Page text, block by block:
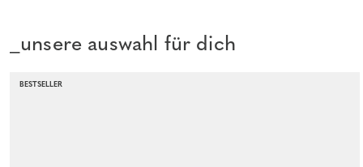
_unsere auswahl für dich
BESTSELLER